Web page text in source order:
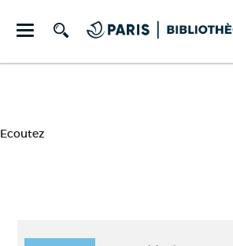
Ecoutez